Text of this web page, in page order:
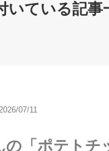
いている記事
07/11
「ポテトチ